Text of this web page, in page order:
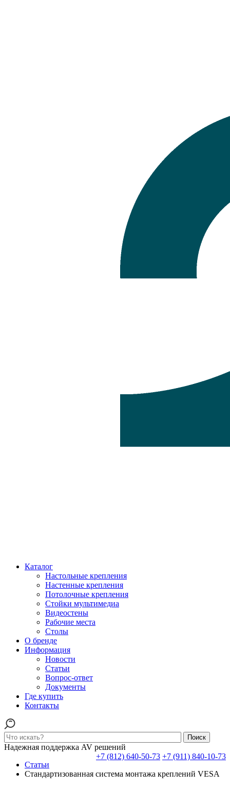
Каталог
Настольные крепления
Настенные крепления
Потолочные крепления
Стойки мультимедиа
Видеостены
Рабочие места
Столы
О бренде
Информация
Новости
Статьи
Вопрос-ответ
Документы
Где купить
Контакты
Поиск
Надежная поддержка AV решений
+7 (812) 640-50-73 +7 (911) 840-10-73
Статьи
Стандартизованная система монтажа креплений VESA